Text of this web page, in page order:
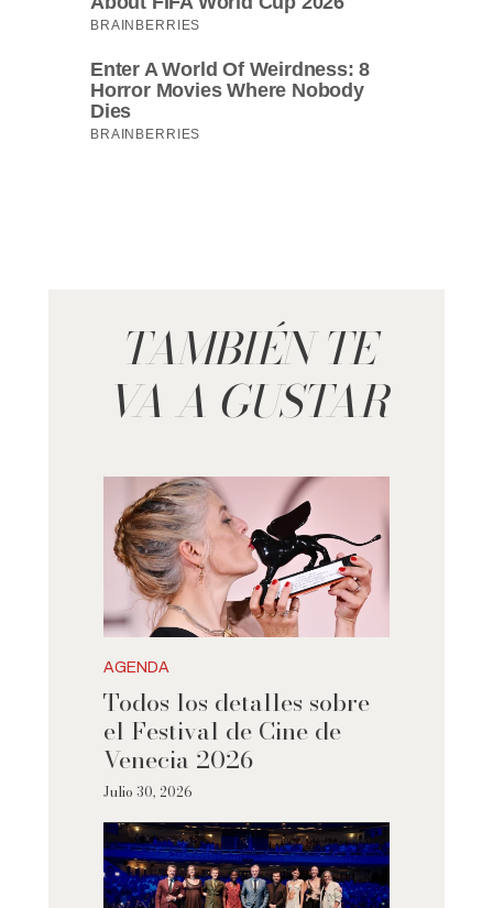
TAMBIÉN TE
VA A GUSTAR
AGENDA
Todos los detalles sobre
el Festival de Cine de
Venecia 2026
Julio 30, 2026